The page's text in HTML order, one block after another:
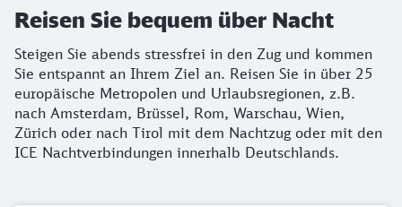
Reisen Sie bequem über Nacht
Steigen Sie abends stressfrei in den Zug und kommen
Sie entspannt an Ihrem Ziel an. Reisen Sie in über 25
europäische Metropolen und Urlaubsregionen, z.B.
nach Amsterdam, Brüssel, Rom, Warschau, Wien,
Zürich oder nach Tirol mit dem Nachtzug oder mit den
ICE Nachtverbindungen innerhalb Deutschlands.